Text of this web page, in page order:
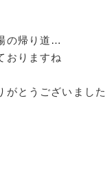
の帰り道…
おりますね
がとうございました